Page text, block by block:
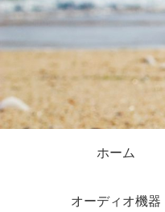
ホーム
オーディオ機器